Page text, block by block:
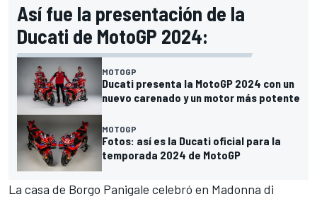
Así fue la presentación de la
Ducati de MotoGP 2024:
MOTOGP
Ducati presenta la MotoGP 2024 con un
nuevo carenado y un motor más potente
MOTOGP
Fotos: así es la Ducati oficial para la
temporada 2024 de MotoGP
La casa de Borgo Panigale celebró en Madonna di